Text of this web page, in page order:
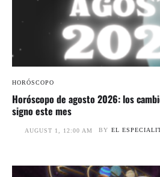
HORÓSCOPO
Horóscopo de agosto 2026: los
signo este mes
AUGUST 1, 12:00 AM BY EL